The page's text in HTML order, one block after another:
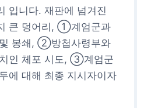
입니다. 재판에 넘겨진
큰 덩어리, ①계엄군과
봉쇄, ②방첩사령부와
인 체포 시도, ③계엄군
에 대해 최종 지시자이자